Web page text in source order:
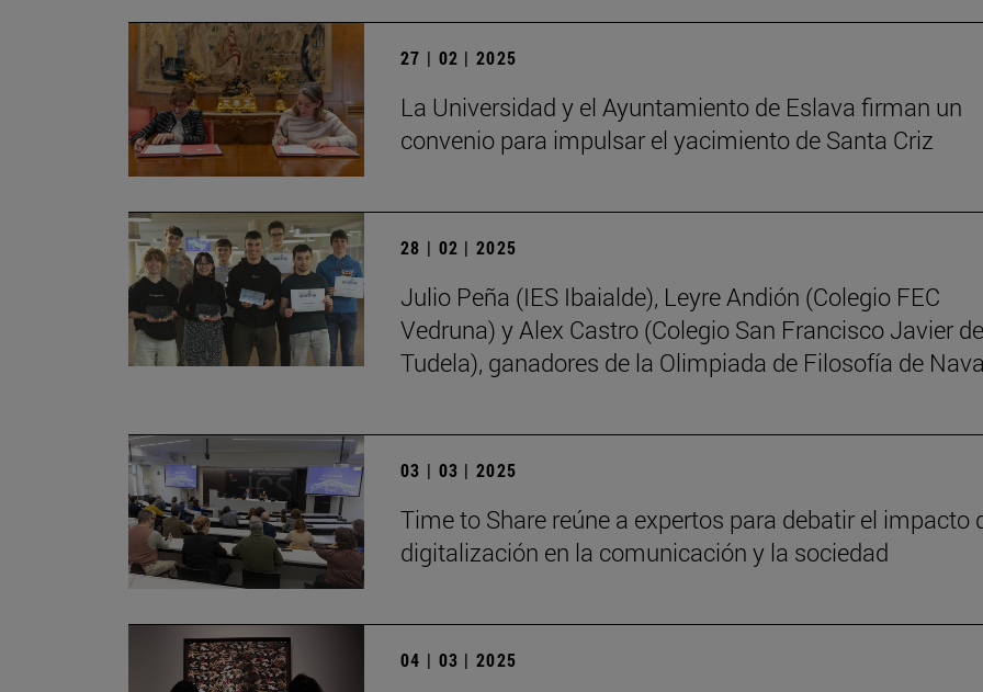
27 | 02 | 2025
La Universidad y el Ayuntamiento de Eslava firman un
convenio para impulsar el yacimiento de Santa Criz
28 | 02 | 2025
Julio Peña (IES Ibaialde), Leyre Andión (Colegio FEC
Vedruna) y Alex Castro (Colegio San Francisco Javier de
Tudela), ganadores de la Olimpiada de Filosofía de
03 | 03 | 2025
Time to Share reúne a expertos para debatir el impacto
digitalización en la comunicación y la sociedad
04 | 03 | 2025